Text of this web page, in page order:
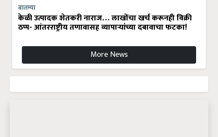
बातम्या
केळी उत्पादक शेतकरी नाराज… लाखोंचा खर्च करूनही विक्री
ठप्प- आंतरराष्ट्रीय तणावासह व्यापाऱ्यांच्या दबावाचा फटका!
More News